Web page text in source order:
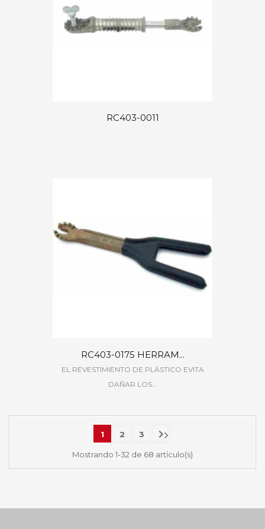
RC403-0011
RC403-0175 HERRAM...
EL REVESTIMIENTO DE PLÁSTICO EVITA
DAÑAR LOS...
1 2 3 
Mostrando 1-32 de 68 artículo(s)